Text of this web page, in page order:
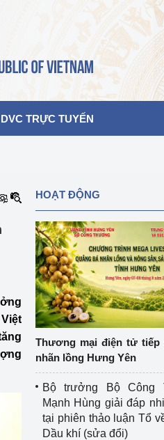
DVC TRỰC TUYẾN
HOẠT ĐỘNG
Thương mại điện tử tiếp
nhãn lồng Hưng Yên
Bộ trưởng Bộ Công
Mạnh Hùng giải đáp
tại phiên thảo luận Tổ
Dầu khí (sửa đổi)